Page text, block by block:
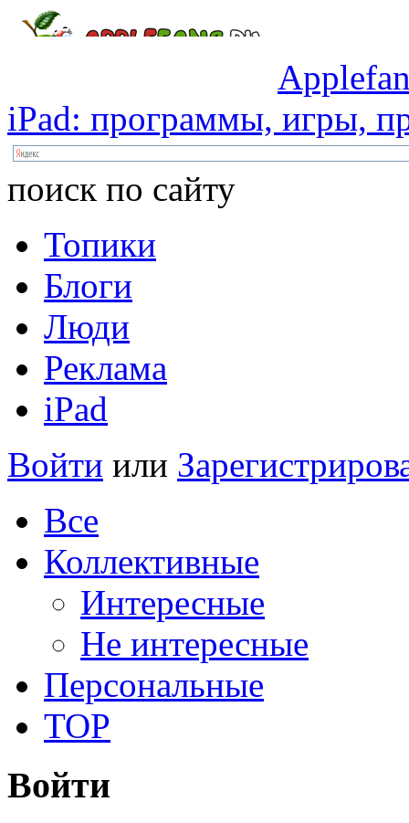
iPad: программы, игры,
поиск по сайту
Топики
Блоги
Люди
Реклама
iPad
Войти или
Все
Коллективные
Интересные
Не интересные
Персональные
TOP
Войти